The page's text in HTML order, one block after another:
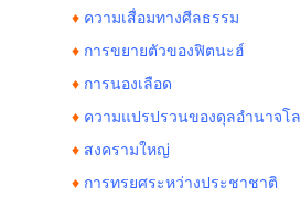
♦ ความเสื่อมทางศีลธรรม
♦ การขยายตัวของฟิตนะฮ์
♦ การนองเลือด
♦ ความแปรปรวนของดุลอำนาจโ
♦ สงครามใหญ่
♦ การทรยศระหว่างประชาชาติ